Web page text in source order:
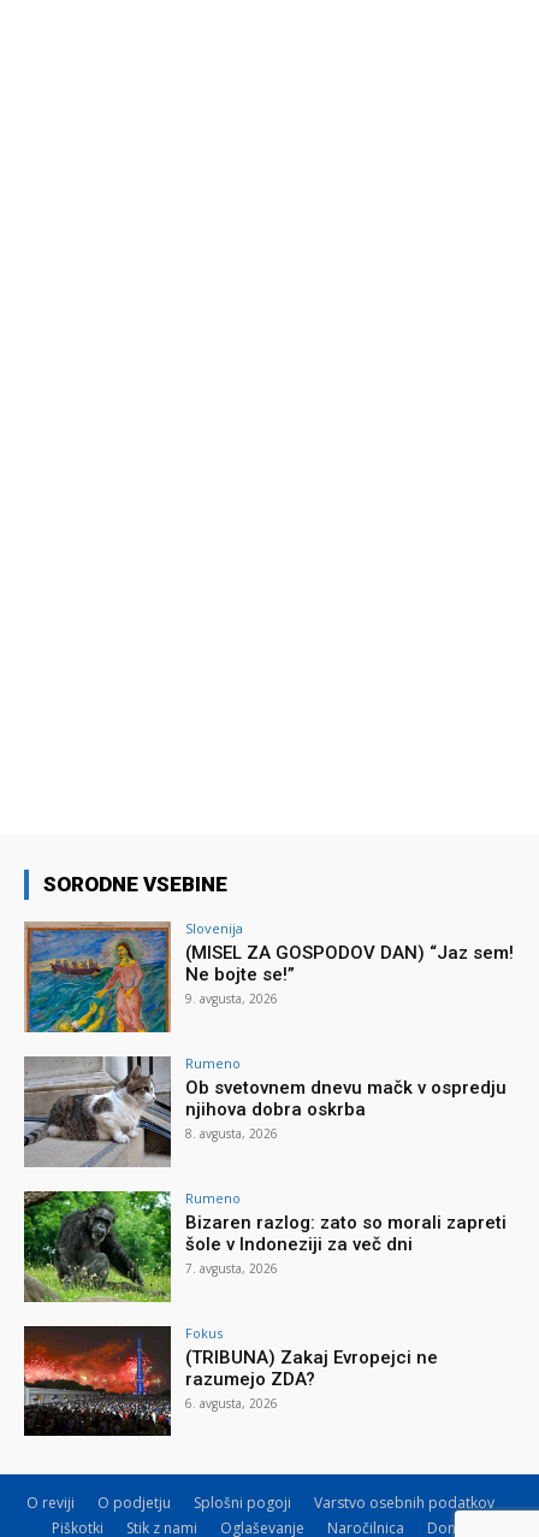
SORODNE VSEBINE
Slovenija
(MISEL ZA GOSPODOV DAN) “Jaz sem!
Ne bojte se!”
9. avgusta, 2026
Rumeno
Ob svetovnem dnevu mačk v ospredju
njihova dobra oskrba
8. avgusta, 2026
Rumeno
Bizaren razlog: zato so morali zapreti
šole v Indoneziji za več dni
7. avgusta, 2026
Fokus
(TRIBUNA) Zakaj Evropejci ne
razumejo ZDA?
6. avgusta, 2026
O reviji O podjetju Splošni pogoji
Varstvo osebnih podatkov
Piškotki
Stik z nami Oglaševanje Naročilnica Donacije